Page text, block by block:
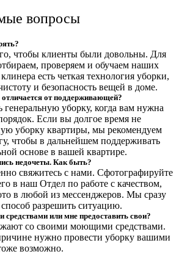
вопросы
чтобы клиенты были довольны. Для
проверяем и обучаем наших
есть четкая технология уборки,
и безопасность вещей в доме.
от поддерживающей?
уборку, когда вам нужна
Если вы долгое время не
уборку квартиры, мы рекомендуем
чтобы в дальнейшем поддерживать
основе в вашей квартире.
недочеты. Как быть?
свяжитесь с нами. Сфотографируйте
в наш Отдел по работе с качеством,
в любой из мессенджеров. Мы сразу
разрешить ситуацию.
средствами или мне предоставить свои?
со своими моющими средствами.
нужно провести уборку вашими
возможно.